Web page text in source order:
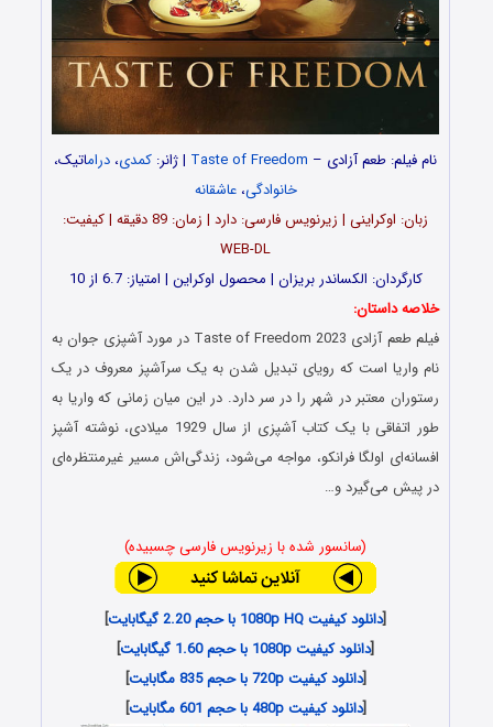
نام فیلم: طعم آزادی – Taste of Freedom | ژانر: کمدی، دراماتیک،
خانوادگی،عاشقانه
زبان: اوکراینی | زیرنویس فارسی: دارد | زمان: 89 دقیقه | کیفیت:
WEB-DL
کارگردان: الکساندر بریزان | محصول اوکراین | امتیاز: 6.7 از 10
خلاصه داستان:
فیلم طعم آزادی Taste of Freedom 2023 در مورد آشپزی جوان به
نام واریا است که رویای تبدیل شدن به یک سرآشپز معروف در یک
رستوران معتبر در شهر را در سر دارد. در این میان زمانی که واریا به
طور اتفاقی با یک کتاب آشپزی از سال 1929 میلادی، نوشته آشپز
افسانه‌ای اولگا فرانکو، مواجه می‌شود، زندگی‌اش مسیر غیرمنتظره‌ای
در پیش می‌گیرد و…
(سانسور شده با زیرنویس فارسی چسبیده)
[دانلود کیفیت 1080p HQ با حجم 2.20 گیگابایت
]
[دانلود کیفیت 1080p با حجم 1.60 گیگابایت
]
[دانلود کیفیت 720p با حجم 835 مگابایت
]
[دانلود کیفیت 480p با حجم 601 مگابایت ]